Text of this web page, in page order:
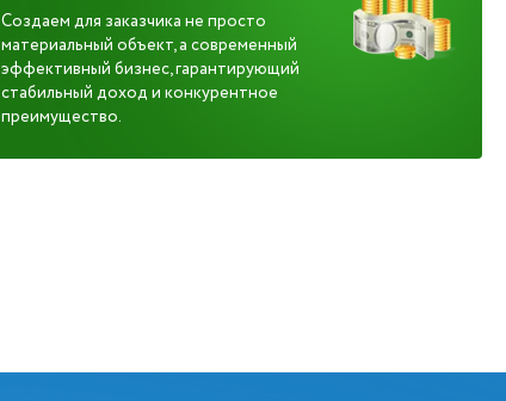
Создаем для заказчика не просто
материальный объект, а современный
эффективный бизнес, гарантирующий
стабильный доход и конкурентное
преимущество.